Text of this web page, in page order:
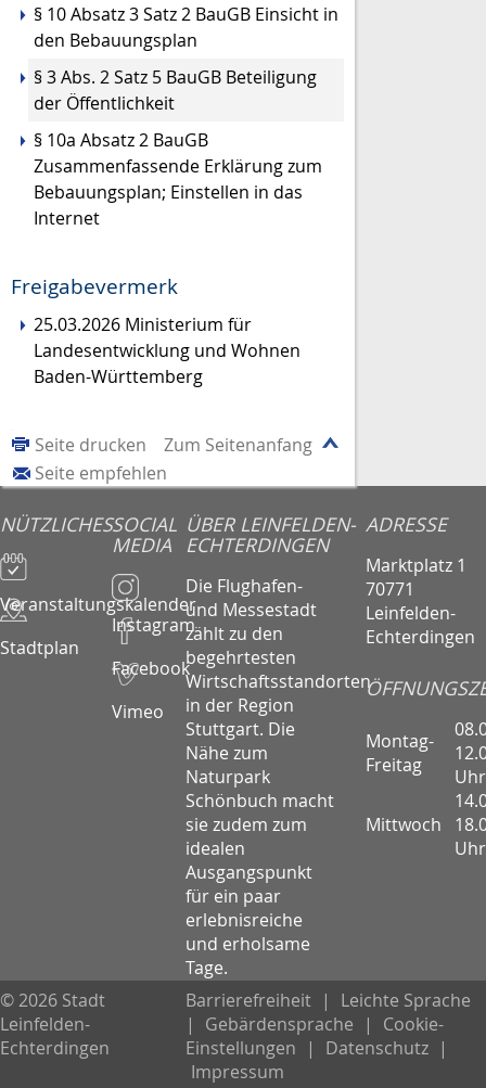
§ 10 Absatz 3 Satz 2 BauGB Einsicht in
den Bebauungsplan
§ 3 Abs. 2 Satz 5 BauGB Beteiligung
der Öffentlichkeit
§ 10a Absatz 2 BauGB
Zusammenfassende Erklärung zum
Bebauungsplan; Einstellen in das
Internet
Freigabevermerk
25.03.2026 Ministerium für
Landesentwicklung und Wohnen
Baden-Württemberg
Zum Seitenanfang
Seite drucken
Seite empfehlen
NÜTZLICHES
Veranstaltungskalender
Stadtplan
SOCIAL
MEDIA
Instagram
Facebook
Vimeo
ÜBER LEINFELDEN-
ECHTERDINGEN
Die Flughafen-
und Messestadt
zählt zu den
begehrtesten
Wirtschaftsstandorten
in der Region
Stuttgart. Die
Nähe zum
Naturpark
Schönbuch macht
sie zudem zum
idealen
Ausgangspunkt
für ein paar
erlebnisreiche
und erholsame
Tage.
ADRESSE
Marktplatz 1
70771
Leinfelden-
Echterdingen
Montag-
Freitag
Uhr
Mittwoch
Uhr
© 2026 Stadt
Leinfelden-
Echterdingen
Barrierefreiheit |
Leichte Sprache
|
Gebärdensprache |
Cookie-
Einstellungen
| Datenschutz |
Impressum